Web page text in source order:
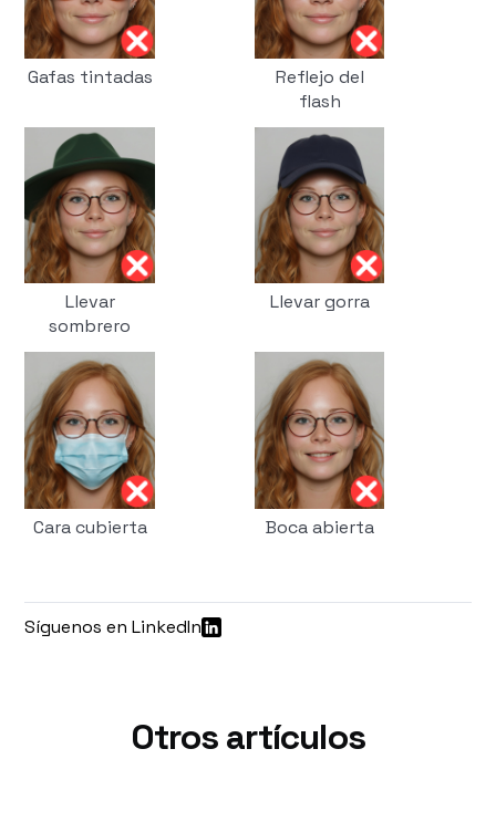
Gafas tintadas
Reflejo del
flash
Llevar
sombrero
Llevar gorra
Cara cubierta Boca abierta
Síguenos en LinkedIn
Otros artículos